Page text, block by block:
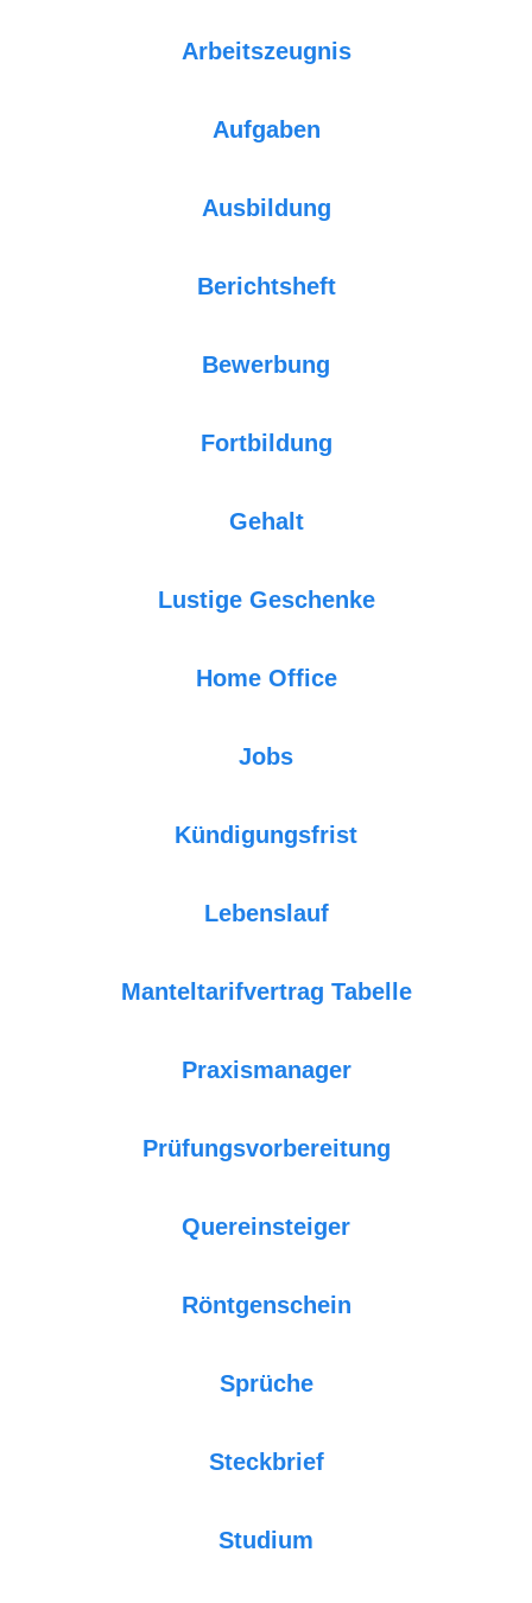
Arbeitszeugnis
Aufgaben
Ausbildung
Berichtsheft
Bewerbung
Fortbildung
Gehalt
Lustige Geschenke
Home Office
Jobs
Kündigungsfrist
Lebenslauf
Manteltarifvertrag Tabelle
Praxismanager
Prüfungsvorbereitung
Quereinsteiger
Röntgenschein
Sprüche
Steckbrief
Studium